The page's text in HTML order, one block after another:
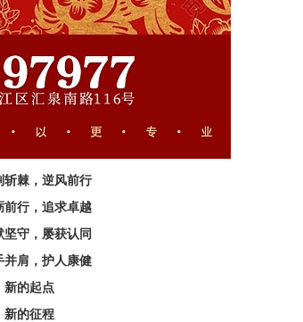
斩棘，逆风前行
前行，追求卓越
守，屡获认同
并肩，护人康健
新的起点
新的征程